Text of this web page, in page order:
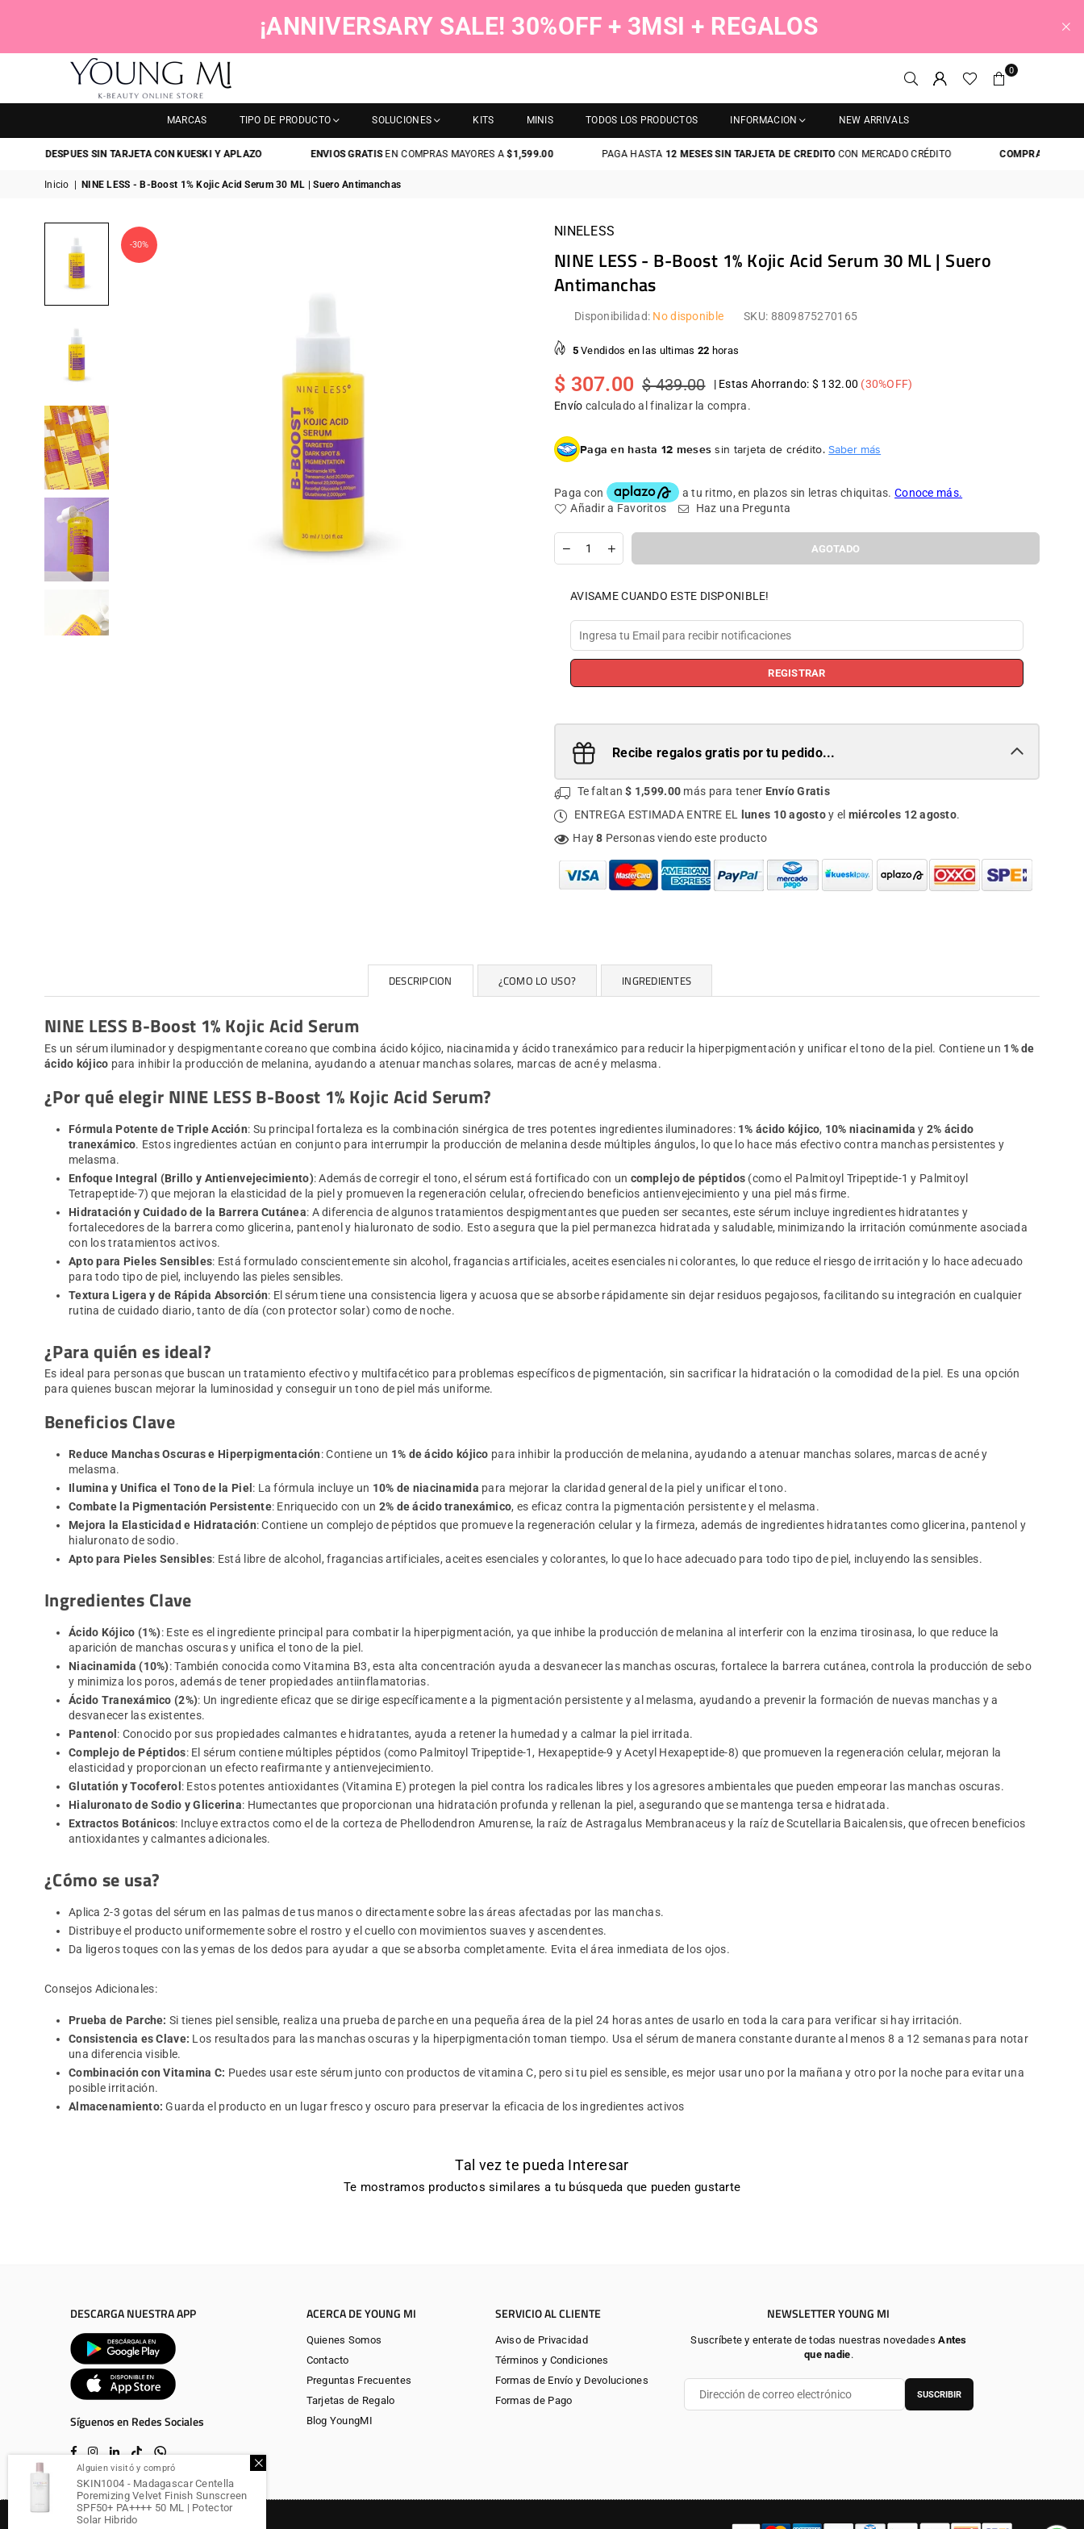
¡ANNIVERSARY SALE! 30%OFF + 3MSI + REGALOS
0
MARCAS TIPO DE PRODUCTO SOLUCIONES KITS MINIS TODOS LOS PRODUCTOS INFORMACION NEW ARRIVALS
DESPUES SIN TARJETA CON KUESKI Y APLAZO ENVIOS GRATISEN COMPRAS MAYORES A$1,599.00 PAGA HASTA12 MESES SIN TARJETA DE CREDITOCON MERCADO CRÉDITO COMPRA AHORA Y
Inicio NINE LESS - B-Boost 1% Kojic Acid Serum 30 ML | Suero Antimanchas
-30%
NINELESS
NINE LESS - B-Boost 1% Kojic Acid Serum 30 ML | Suero
Antimanchas
Disponibilidad: No disponible SKU: 8809875270165
5Vendidos en las ultimas 22 horas
Precio
habitual
$ 307.00 $ 439.00 | Estas Ahorrando: $ 132.00 (30%OFF)
Envío calculado al finalizar la compra.
Paga en hasta 12 meses sin tarjeta de crédito.Saber más
Añadir a Favoritos Haz una Pregunta
Cantidad
AGOTADO
AVISAME CUANDO ESTE DISPONIBLE!
REGISTRAR
Recibe regalos gratis por tu pedido...
Te faltan$ 1,599.00 más para tener Envío Gratis
ENTREGA ESTIMADA ENTRE EL
lunes 10 agostoy el miércoles 12 agosto.
Hay8 Personas viendo este producto
DESCRIPCION ¿COMO LO USO? INGREDIENTES
NINE LESS B-Boost 1% Kojic Acid Serum
Es un sérum iluminador y despigmentante coreano que combina ácido kójico, niacinamida y ácido tranexámico para reducir la hiperpigmentación y unificar el tono de la piel. Contiene un 1% de
ácido kójico para inhibir la producción de melanina, ayudando a atenuar manchas solares, marcas de acné y melasma.
¿Por qué elegir NINE LESS B-Boost 1% Kojic Acid Serum?
Fórmula Potente de Triple Acción: Su principal fortaleza es la combinación sinérgica de tres potentes ingredientes iluminadores: 1% ácido kójico, 10% niacinamida y 2% ácido
tranexámico. Estos ingredientes actúan en conjunto para interrumpir la producción de melanina desde múltiples ángulos, lo que lo hace más efectivo contra manchas persistentes y
melasma.
Enfoque Integral (Brillo y Antienvejecimiento): Además de corregir el tono, el sérum está fortificado con un complejo de péptidos (como el Palmitoyl Tripeptide-1 y Palmitoyl
Tetrapeptide-7) que mejoran la elasticidad de la piel y promueven la regeneración celular, ofreciendo beneficios antienvejecimiento y una piel más firme.
Hidratación y Cuidado de la Barrera Cutánea: A diferencia de algunos tratamientos despigmentantes que pueden ser secantes, este sérum incluye ingredientes hidratantes y
fortalecedores de la barrera como glicerina, pantenol y hialuronato de sodio. Esto asegura que la piel permanezca hidratada y saludable, minimizando la irritación comúnmente asociada
con los tratamientos activos.
Apto para Pieles Sensibles: Está formulado conscientemente sin alcohol, fragancias artificiales, aceites esenciales ni colorantes, lo que reduce el riesgo de irritación y lo hace adecuado
para todo tipo de piel, incluyendo las pieles sensibles.
Textura Ligera y de Rápida Absorción: El sérum tiene una consistencia ligera y acuosa que se absorbe rápidamente sin dejar residuos pegajosos, facilitando su integración en cualquier
rutina de cuidado diario, tanto de día (con protector solar) como de noche.
¿Para quién es ideal?
Es ideal para personas que buscan un tratamiento efectivo y multifacético para problemas específicos de pigmentación, sin sacrificar la hidratación o la comodidad de la piel. Es una opción
para quienes buscan mejorar la luminosidad y conseguir un tono de piel más uniforme.
Beneficios Clave
Reduce Manchas Oscuras e Hiperpigmentación: Contiene un 1% de ácido kójico para inhibir la producción de melanina, ayudando a atenuar manchas solares, marcas de acné y
melasma.
Ilumina y Unifica el Tono de la Piel : La fórmula incluye un 10% de niacinamida para mejorar la claridad general de la piel y unificar el tono.
Combate la Pigmentación Persistente: Enriquecido con un 2% de ácido tranexámico, es eficaz contra la pigmentación persistente y el melasma.
Mejora la Elasticidad e Hidratación: Contiene un complejo de péptidos que promueve la regeneración celular y la firmeza, además de ingredientes hidratantes como glicerina, pantenol y
hialuronato de sodio.
Apto para Pieles Sensibles: Está libre de alcohol, fragancias artificiales, aceites esenciales y colorantes, lo que lo hace adecuado para todo tipo de piel, incluyendo las sensibles.
Ingredientes Clave
Ácido Kójico (1%): Este es el ingrediente principal para combatir la hiperpigmentación, ya que inhibe la producción de melanina al interferir con la enzima tirosinasa, lo que reduce la
aparición de manchas oscuras y unifica el tono de la piel.
Niacinamida (10%): También conocida como Vitamina B3, esta alta concentración ayuda a desvanecer las manchas oscuras, fortalece la barrera cutánea, controla la producción de sebo
y minimiza los poros, además de tener propiedades antiinflamatorias.
Ácido Tranexámico (2%): Un ingrediente eficaz que se dirige específicamente a la pigmentación persistente y al melasma, ayudando a prevenir la formación de nuevas manchas y a
desvanecer las existentes.
Pantenol : Conocido por sus propiedades calmantes e hidratantes, ayuda a retener la humedad y a calmar la piel irritada.
Complejo de Péptidos: El sérum contiene múltiples péptidos (como Palmitoyl Tripeptide-1, Hexapeptide-9 y Acetyl Hexapeptide-8) que promueven la regeneración celular, mejoran la
elasticidad y proporcionan un efecto reafirmante y antienvejecimiento.
Glutatión y Tocoferol : Estos potentes antioxidantes (Vitamina E) protegen la piel contra los radicales libres y los agresores ambientales que pueden empeorar las manchas oscuras.
Hialuronato de Sodio y Glicerina: Humectantes que proporcionan una hidratación profunda y rellenan la piel, asegurando que se mantenga tersa e hidratada.
Extractos Botánicos: Incluye extractos como el de la corteza de Phellodendron Amurense, la raíz de Astragalus Membranaceus y la raíz de Scutellaria Baicalensis, que ofrecen beneficios
antioxidantes y calmantes adicionales.
¿Cómo se usa?
Aplica 2-3 gotas del sérum en las palmas de tus manos o directamente sobre las áreas afectadas por las manchas.
Distribuye el producto uniformemente sobre el rostro y el cuello con movimientos suaves y ascendentes.
Da ligeros toques con las yemas de los dedos para ayudar a que se absorba completamente. Evita el área inmediata de los ojos.
Consejos Adicionales:
Prueba de Parche: Si tienes piel sensible, realiza una prueba de parche en una pequeña área de la piel 24 horas antes de usarlo en toda la cara para verificar si hay irritación.
Consistencia es Clave: Los resultados para las manchas oscuras y la hiperpigmentación toman tiempo. Usa el sérum de manera constante durante al menos 8 a 12 semanas para notar
una diferencia visible.
Combinación con Vitamina C: Puedes usar este sérum junto con productos de vitamina C, pero si tu piel es sensible, es mejor usar uno por la mañana y otro por la noche para evitar una
posible irritación.
Almacenamiento: Guarda el producto en un lugar fresco y oscuro para preservar la eficacia de los ingredientes activos
Tal vez te pueda Interesar
Te mostramos productos similares a tu búsqueda que pueden gustarte
DESCARGA NUESTRA APP
Síguenos en Redes Sociales
FacebookInstagram
Linkedin
TikTokWhatsapp
ACERCA DE YOUNG MI
Quienes Somos
Contacto
Preguntas Frecuentes
Tarjetas de Regalo
Blog YoungMI
SERVICIO AL CLIENTE
Aviso de Privacidad
Términos y Condiciones
Formas de Envío y Devoluciones
Formas de Pago
NEWSLETTER YOUNG MI
Suscríbete y enterate de todas nuestras novedadesAntes
que nadie.
SUSCRIBIR
Alguien visitó y compró
SKIN1004 - Madagascar Centella
Poremizing Velvet Finish Sunscreen
SPF50+ PA++++ 50 ML | Potector
Solar Hibrido